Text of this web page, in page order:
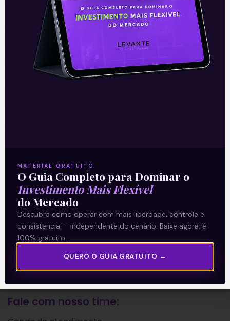
04/02/2021
Política de Privacidade
Explore
Artigos
E Eu Com Isso?
Vídeos no Youtube
Manuais de Investimento
Fale com nosso time:
MATERIAL GRATUITO
O Guia Completo para Dominar o
Investimento Mais Flexível
do Mercado
Descubra como operar com mais liberdade, controle e
consistência — independente do cenário. Baixe agora, é
100% gratuito.
QUERO O GUIA GRATUITO →